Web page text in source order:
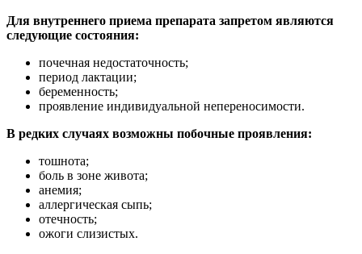
Для внутреннего приема препарата запретом являются
следующие состояния:
почечная недостаточность;
период лактации;
беременность;
проявление индивидуальной непереносимости.
В редких случаях возможны побочные проявления:
тошнота;
боль в зоне живота;
анемия;
аллергическая сыпь;
отечность;
ожоги слизистых.